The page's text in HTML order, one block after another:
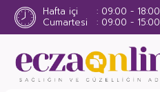
Hafta içi
09:00 - 18:00
Cumartesi
09:00 - 15:00